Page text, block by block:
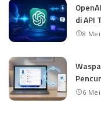
di API
8
6